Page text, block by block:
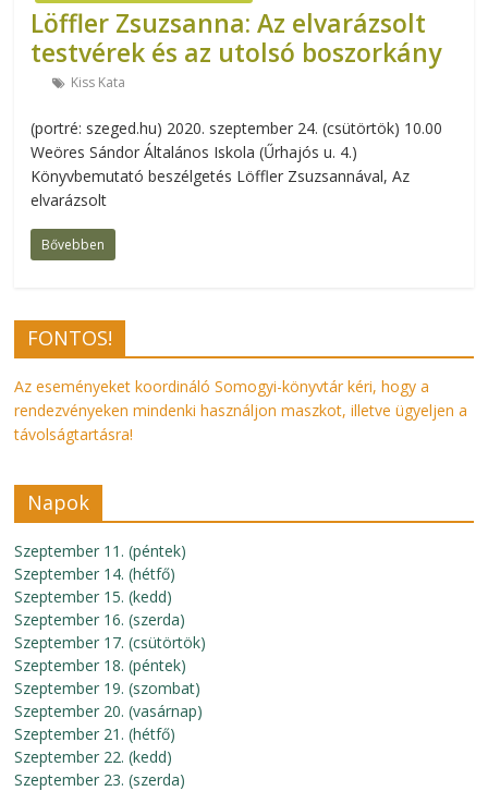
Löffler Zsuzsanna: Az elvarázsolt
testvérek és az utolsó boszorkány
Kiss Kata
(portré: szeged.hu) 2020. szeptember 24. (csütörtök) 10.00
Weöres Sándor Általános Iskola (Űrhajós u. 4.)
Könyvbemutató beszélgetés Löffler Zsuzsannával, Az
elvarázsolt
Bővebben
FONTOS!
Az eseményeket koordináló Somogyi-könyvtár kéri, hogy a
rendezvényeken mindenki használjon maszkot, illetve ügyeljen a
távolságtartásra!
Napok
Szeptember 11. (péntek)
Szeptember 14. (hétfő)
Szeptember 15. (kedd)
Szeptember 16. (szerda)
Szeptember 17. (csütörtök)
Szeptember 18. (péntek)
Szeptember 19. (szombat)
Szeptember 20. (vasárnap)
Szeptember 21. (hétfő)
Szeptember 22. (kedd)
Szeptember 23. (szerda)